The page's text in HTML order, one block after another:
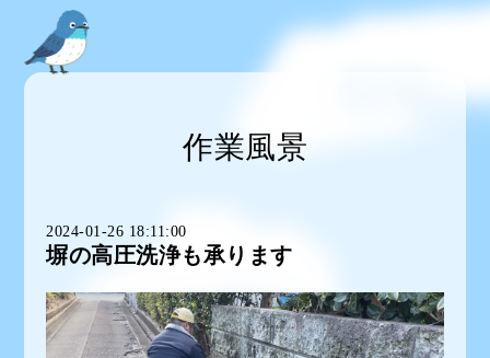
作業風景
2024-01-26 18:11:00
塀の高圧洗浄も承ります